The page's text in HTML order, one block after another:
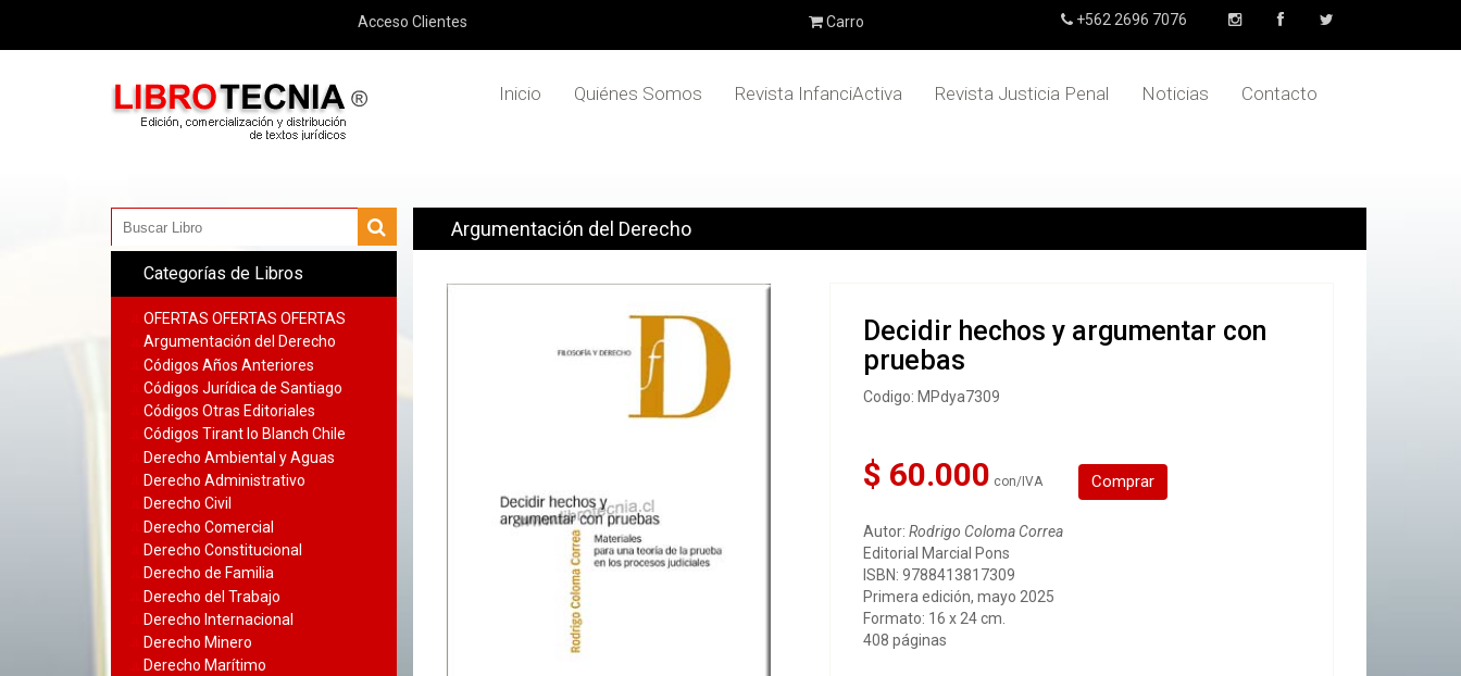
Acceso Clientes Carro +562 2696 7076
Inicio Quiénes Somos Revista InfanciActiva Revista Justicia Penal Noticias Contacto
Categorías de Libros
OFERTAS OFERTAS OFERTAS
Argumentación del Derecho
Códigos Años Anteriores
Códigos Jurídica de Santiago
Códigos Otras Editoriales
Códigos Tirant lo Blanch Chile
Derecho Ambiental y Aguas
Derecho Administrativo
Derecho Civil
Derecho Comercial
Derecho Constitucional
Derecho de Familia
Derecho del Trabajo
Derecho Internacional
Derecho Minero
Derecho Marítimo
Argumentación del Derecho
Decidir hechos y argumentar con
pruebas
Codigo: MPdya7309
$ 60.000 con/IVA Comprar
Autor: Rodrigo Coloma Correa
Editorial Marcial Pons
ISBN: 9788413817309
Primera edición, mayo 2025
Formato: 16 x 24 cm.
408 páginas